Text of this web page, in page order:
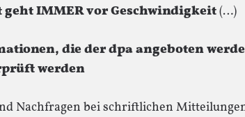
IMMER vor Geschwindigkeit(…)
die der dpa angeboten
werden
Nachfragen bei schriftlichen